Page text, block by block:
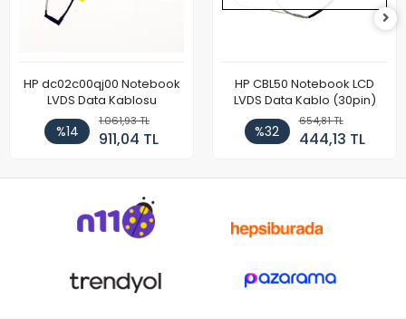
HP dc02c00qj00 Notebook
LVDS Data Kablosu
%14
1.061,93 TL
911,04 TL
HP CBL50 Notebook LCD
LVDS Data Kablo (30pin)
%32
654,81 TL
444,13 TL